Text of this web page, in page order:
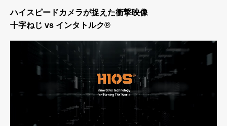
ハイスピードカメラが捉えた衝撃映像
十字ねじ vs インタトルク®